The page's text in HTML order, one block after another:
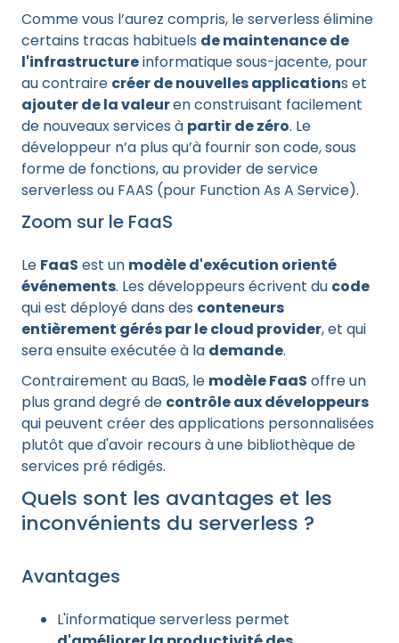
Comme vous l’aurez compris, le serverless élimine
certains tracas habituels de maintenance de
l'infrastructureinformatique sous-jacente, pour
au contraire créer de nouvelles applications et
ajouter de la valeuren construisant facilement
de nouveaux services à partir de zéro. Le
développeur n’a plus qu’à fournir son code, sous
forme de fonctions, au provider de service
serverless ou FAAS (pour Function As A Service).
Zoom sur le FaaS
Le FaaS est un modèle d'exécution orienté
événements. Les développeurs écrivent du code
qui est déployé dans des conteneurs
entièrement gérés par le cloud provider, et qui
sera ensuite exécutée à la demande.
Contrairement au BaaS, le modèle FaaS offre un
plus grand degré de contrôle aux développeurs
qui peuvent créer des applications personnalisées
plutôt que d'avoir recours à une bibliothèque de
services pré rédigés.
Quels sont les avantages et les
inconvénients du serverless ?
Avantages
L'informatique serverless permet